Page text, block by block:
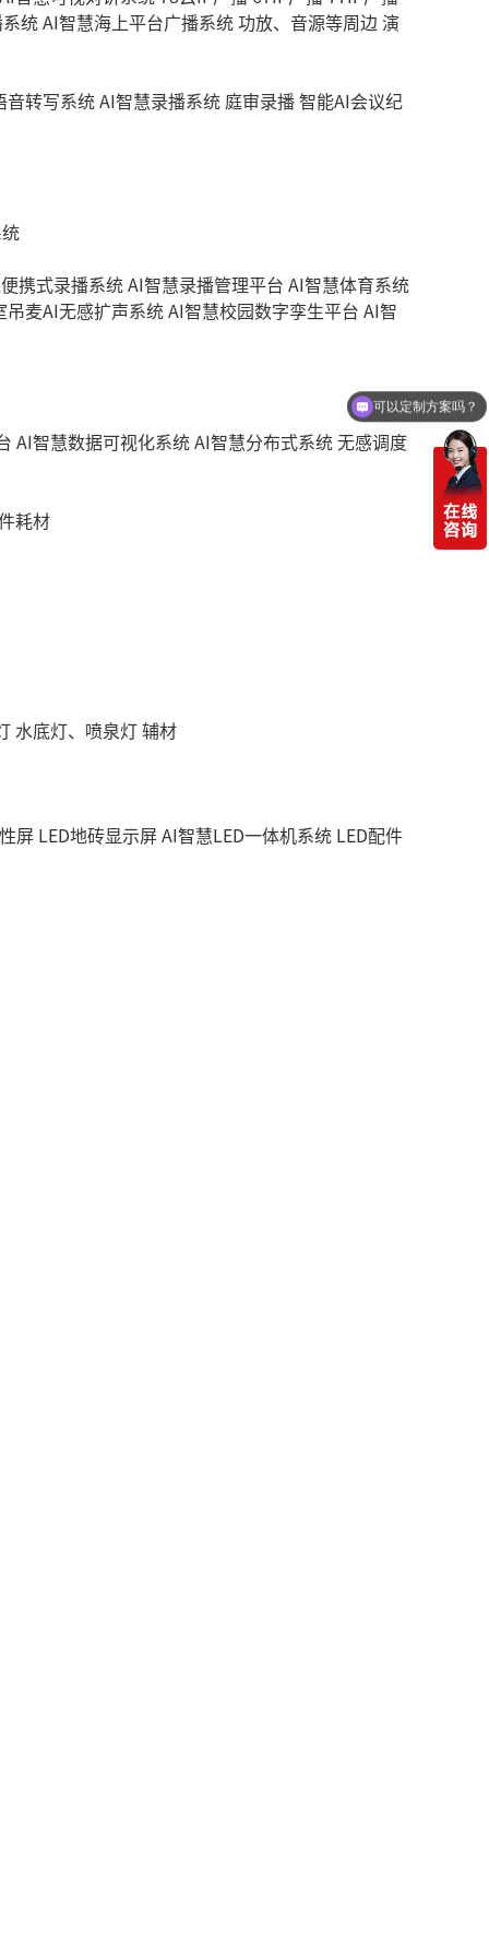
统AI智慧海上平台广播系统功放、音源等周边演
音转写系统AI智慧录播系统 庭审录播智能AI会议纪
携式录播系统AI智慧录播管理平台 AI智慧体育系统
吊麦AI无感扩声系统AI智慧校园数字孪生平台 AI智
AI智慧数据可视化系统AI智慧分布式系统无感调度
耗材
水底灯、喷泉灯辅材
屏 LED地砖显示屏AI智慧LED一体机系统 LED配件
你们电话多少